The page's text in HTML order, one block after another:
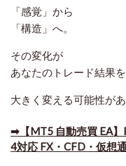
「感覚」から
「構造」へ。
その変化が
あなたのトレード結果を
大きく変える可能性があ
➡​【MT5 自動売買 EA
4対応 FX・CFD・仮想通